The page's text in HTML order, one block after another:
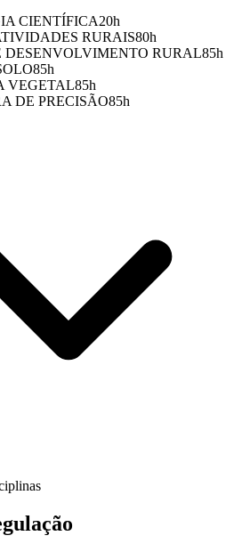
CIENTÍFICA20h
RURAIS80h
DESENVOLVIMENTO RURAL85h
85h
VEGETAL85h
DE PRECISÃO85h